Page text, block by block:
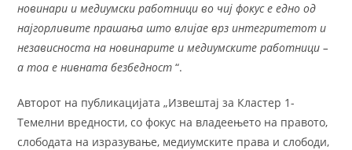
новинари и медиумски работници во чиј фокус е едно од
најгорливите прашања што влијае врз интегритетот и
независноста на новинарите и медиумските работници –
а тоа е нивната безбедност “.
Авторот на публикацијата „Извештај за Кластер 1-
Темелни вредности, со фокус на владеењето на правото,
слободата на изразување, медиумските права и слободи,